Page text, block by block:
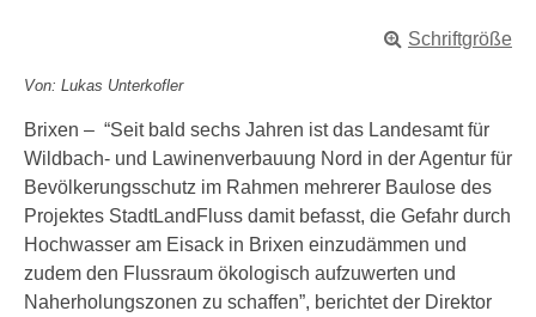
Schriftgröße
Von: Lukas Unterkofler
Brixen – “Seit bald sechs Jahren ist das Landesamt für
Wildbach- und Lawinenverbauung Nord in der Agentur für
Bevölkerungsschutz im Rahmen mehrerer Baulose des
Projektes StadtLandFluss damit befasst, die Gefahr durch
Hochwasser am Eisack in Brixen einzudämmen und
zudem den Flussraum ökologisch aufzuwerten und
Naherholungszonen zu schaffen”, berichtet der Direktor